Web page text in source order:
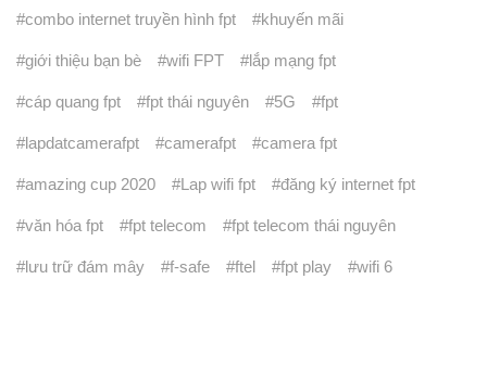
combo internet truyền hình fpt khuyến mãi
giới thiệu bạn bè wifi FPT lắp mạng fpt
cáp quang fpt fpt thái nguyên 5G fpt
lapdatcamerafpt camerafpt camera fpt
amazing cup 2020 Lap wifi fpt đăng ký internet fpt
văn hóa fpt fpt telecom fpt telecom thái nguyên
lưu trữ đám mây f-safe ftel fpt play wifi 6